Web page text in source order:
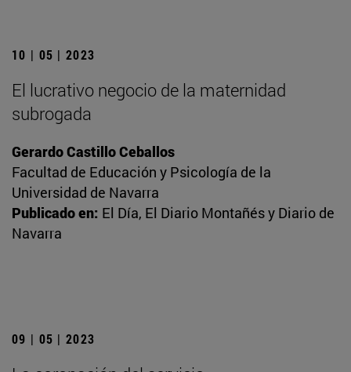
10 | 05 | 2023
El lucrativo negocio de la maternidad
subrogada
Gerardo Castillo Ceballos
Facultad de Educación y Psicología de la
Universidad de Navarra
Publicado en: El Día, El Diario Montañés y Diario de
Navarra
09 | 05 | 2023